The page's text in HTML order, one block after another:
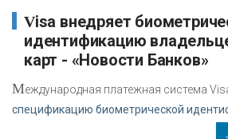
Visa внедряет биометрическую
идентификацию
карт - «Новости Банков»
Международная платежная система
спецификацию биометрической